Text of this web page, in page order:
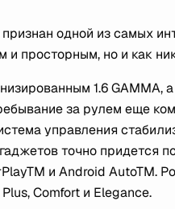
одной из самых
и просторным, но и как
1.6 GAMMA,
за рулем еще
управления
точно придется
и Android AutoTM.
Comfort и Elegance.